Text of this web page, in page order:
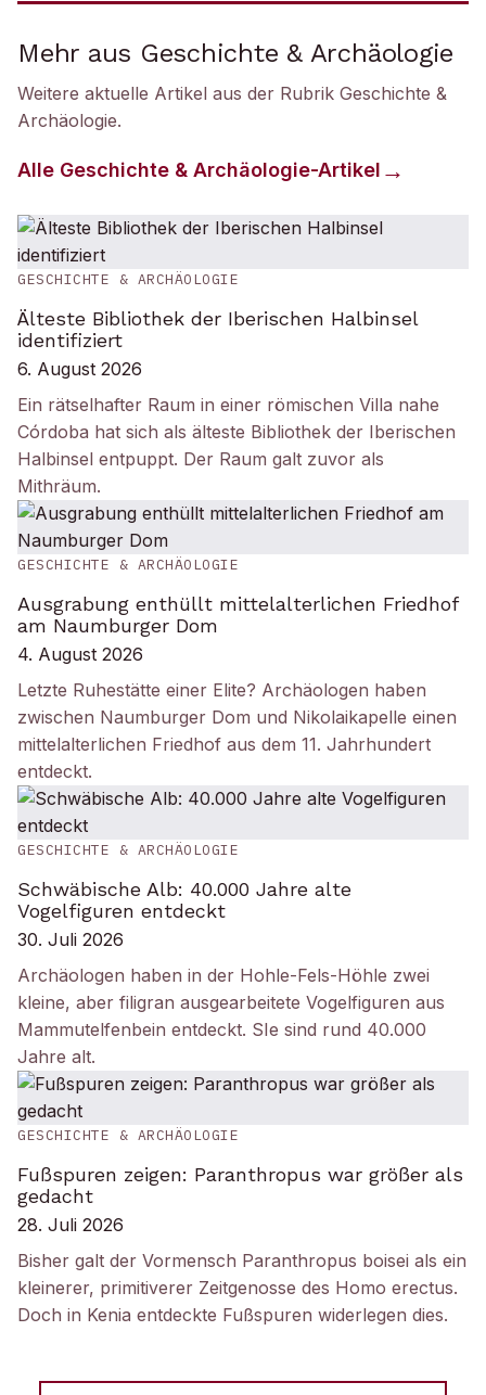
Mehr aus Geschichte & Archäologie
Weitere aktuelle Artikel aus der Rubrik Geschichte &
Archäologie.
Alle Geschichte & Archäologie-Artikel
GESCHICHTE & ARCHÄOLOGIE
Älteste Bibliothek der Iberischen Halbinsel
identifiziert
6. August 2026
Ein rätselhafter Raum in einer römischen Villa nahe
Córdoba hat sich als älteste Bibliothek der Iberischen
Halbinsel entpuppt. Der Raum galt zuvor als
Mithräum.
GESCHICHTE & ARCHÄOLOGIE
Ausgrabung enthüllt mittelalterlichen Friedhof
am Naumburger Dom
4. August 2026
Letzte Ruhestätte einer Elite? Archäologen haben
zwischen Naumburger Dom und Nikolaikapelle einen
mittelalterlichen Friedhof aus dem 11. Jahrhundert
entdeckt.
GESCHICHTE & ARCHÄOLOGIE
Schwäbische Alb: 40.000 Jahre alte
Vogelfiguren entdeckt
30. Juli 2026
Archäologen haben in der Hohle-Fels-Höhle zwei
kleine, aber filigran ausgearbeitete Vogelfiguren aus
Mammutelfenbein entdeckt. SIe sind rund 40.000
Jahre alt.
GESCHICHTE & ARCHÄOLOGIE
Fußspuren zeigen: Paranthropus war größer als
gedacht
28. Juli 2026
Bisher galt der Vormensch Paranthropus boisei als ein
kleinerer, primitiverer Zeitgenosse des Homo erectus.
Doch in Kenia entdeckte Fußspuren widerlegen dies.